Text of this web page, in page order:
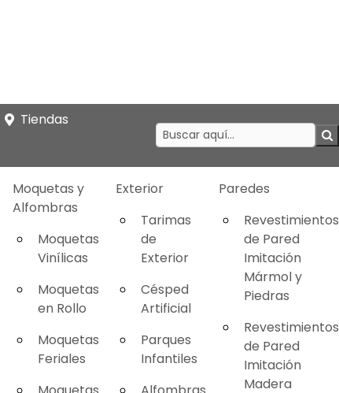
Tiendas
Moquetas y
Alfombras
Moquetas
Vinílicas
Moquetas
en Rollo
Moquetas
Feriales
Exterior
Tarimas
de
Exterior
Césped
Artificial
Parques
Infantiles
Paredes
Revestimientos
de Pared
Imitación
Mármol y
Piedras
Revestimientos
de Pared
Imitación
Madera